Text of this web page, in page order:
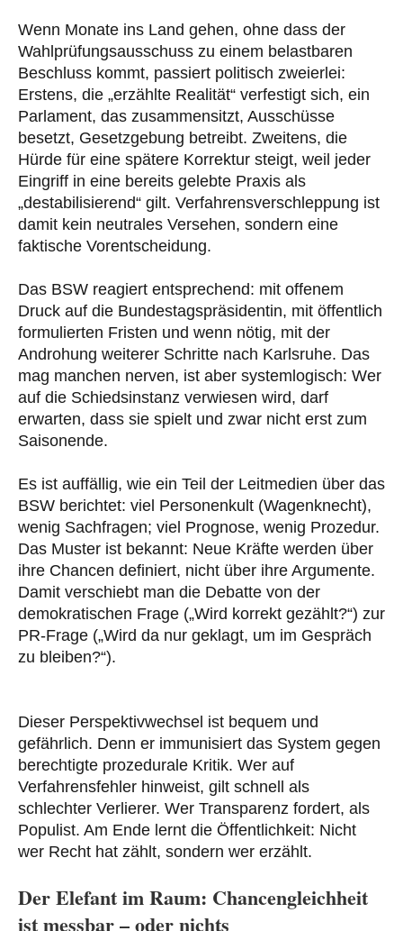
Wenn Monate ins Land gehen, ohne dass der
Wahlprüfungsausschuss zu einem belastbaren
Beschluss kommt, passiert politisch zweierlei:
Erstens, die „erzählte Realität“ verfestigt sich, ein
Parlament, das zusammensitzt, Ausschüsse
besetzt, Gesetzgebung betreibt. Zweitens, die
Hürde für eine spätere Korrektur steigt, weil jeder
Eingriff in eine bereits gelebte Praxis als
„destabilisierend“ gilt. Verfahrensverschleppung ist
damit kein neutrales Versehen, sondern eine
faktische Vorentscheidung.
Das BSW reagiert entsprechend: mit offenem
Druck auf die Bundestagspräsidentin, mit öffentlich
formulierten Fristen und wenn nötig, mit der
Androhung weiterer Schritte nach Karlsruhe. Das
mag manchen nerven, ist aber systemlogisch: Wer
auf die Schiedsinstanz verwiesen wird, darf
erwarten, dass sie spielt und zwar nicht erst zum
Saisonende.
Es ist auffällig, wie ein Teil der Leitmedien über das
BSW berichtet: viel Personenkult (Wagenknecht),
wenig Sachfragen; viel Prognose, wenig Prozedur.
Das Muster ist bekannt: Neue Kräfte werden über
ihre Chancen definiert, nicht über ihre Argumente.
Damit verschiebt man die Debatte von der
demokratischen Frage („Wird korrekt gezählt?“) zur
PR-Frage („Wird da nur geklagt, um im Gespräch
zu bleiben?“).
Dieser Perspektivwechsel ist bequem und
gefährlich. Denn er immunisiert das System gegen
berechtigte prozedurale Kritik. Wer auf
Verfahrensfehler hinweist, gilt schnell als
schlechter Verlierer. Wer Transparenz fordert, als
Populist. Am Ende lernt die Öffentlichkeit: Nicht
wer Recht hat zählt, sondern wer erzählt.
Der Elefant im Raum: Chancengleichheit
ist messbar – oder nichts